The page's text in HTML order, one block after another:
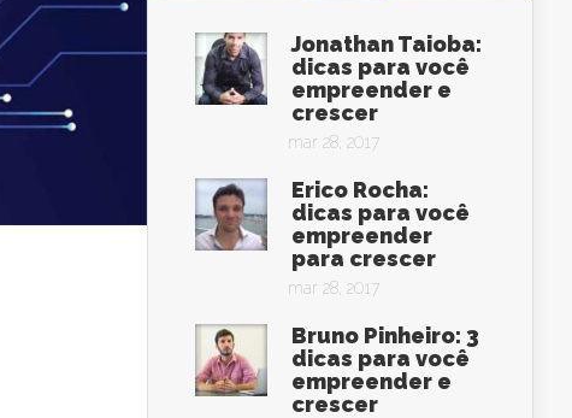
Jonathan Taioba:
dicas para você
empreender e
crescer
mar 28, 2017
Erico Rocha:
dicas para você
empreender
para crescer
mar 28, 2017
Bruno Pinheiro: 3
dicas para você
empreender e
crescer